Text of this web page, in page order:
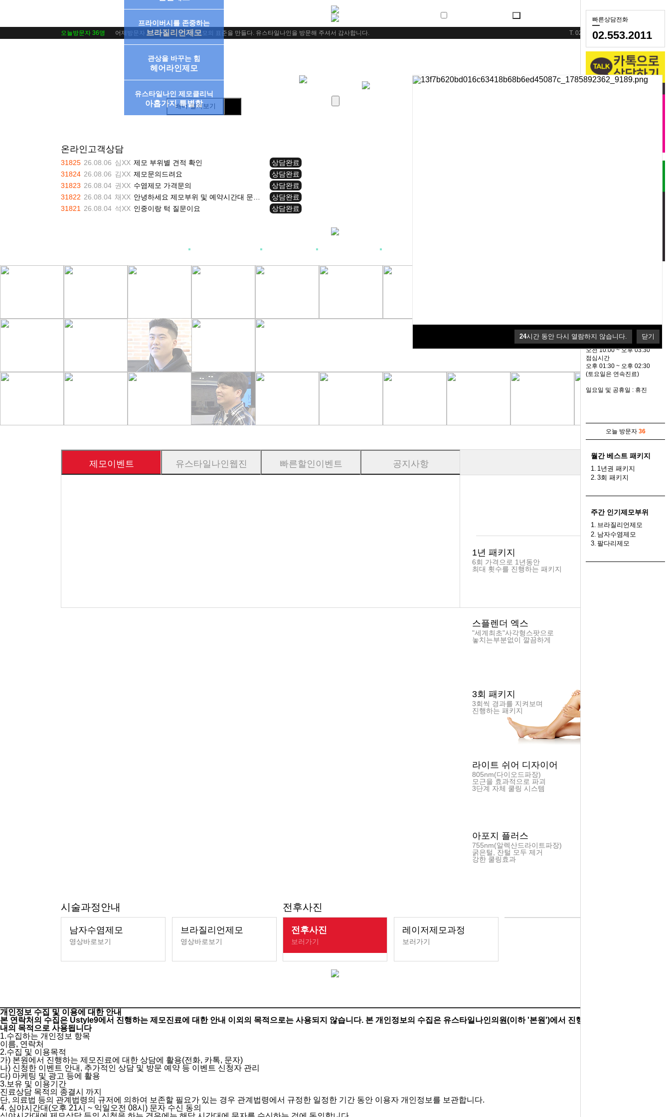
24시간 동안 다시 열람하지 않습니다. 닫기
빠른상담전화
02.553.2011
월.화.수.목.금
오전 10:30 ~ 오후 08:30
토
오전 10:00 ~ 오후 03:30
점심시간
오후 01:30 ~ 오후 02:30
(토요일은 연속진료)
일요일 및 공휴일 : 휴진
오늘 방문자 36
월간 베스트 패키지
1.
1년권 패키지
2. 3회 패키지
주간 인기제모부위
1. 브라질리언제모
2. 남자수염제모
3. 팔다리제모
오늘방문자 36명 어제방문자 3,555명 레이저제모의 표준을 만들다. 유스타일나인을 방문해 주셔서 감사합니다. T. 02.553.2011
프라이버시를 존중하는
브라질리언제모
관상을 바꾸는 힘
헤어라인제모
유스타일나인 제모클리닉
아홉가지 특별함
배너 펼쳐보기
온라인고객상담
31825 26.08.06 심XX 제모 부위별 견적 확인
상담완료
31824 26.08.06 김XX 제모문의드려요
상담완료
31823 26.08.04 권XX 수염제모 가격문의
상담완료
31822 26.08.04 채XX 안녕하세요 제모부위 및 예약시간대 문…
상담완료
31821 26.08.04 석XX 인중이랑 턱 질문이요 상담완료
제모이벤트 유스타일나인웹진 빠른할인이벤트 공지사항
1년 패키지
6회 가격으로 1년동안
최대 횟수를 진행하는 패키지
스플렌더 엑스
"세계최초"사각형스팟으로
놓치는부분없이 깔끔하게
3회 패키지
3회씩 경과를 지켜보며
진행하는 패키지
라이트 쉬어 디자이어
805nm(다이오드파장)
모근을 효과적으로 파괴
3단계 자체 쿨링 시스템
아포지 플러스
755nm(알렉산드라이트파장)
굵은털, 잔털 모두 제거
강한 쿨링효과
시술과정안내
남자수염제모
영상바로보기
브라질리언제모
영상바로보기
전후사진
전후사진
보러가기
레이저제모과정
보러가기
개인정보 수집 및 이용에 대한 안내
본 연락처의 수집은 Ustyle9에서 진행하는 제모진료에 대한 안내 이외의 목적으로는 사용되지 않습니다. 본 개인정보의 수집은 유스타일나인의원(이하 '본원')에서 진행하는 제모진료에 대한 안
내의 목적으로 사용됩니다
1.수집하는 개인정보 항목
이름, 연락처
2.수집 및 이용목적
가) 본원에서 진행하는 제모진료에 대한 상담에 활용(전화, 카톡, 문자)
나) 신청한 이벤트 안내, 추가적인 상담 및 방문 예약 등 이벤트 신청자 관리
다) 마케팅 및 광고 등에 활용
3.보유 및 이용기간
진료상담 목적의 종결시 까지
단, 의료법 등의 관계법령의 규저에 의하여 보존할 필요가 있는 경우 관계법령에서 규정한 일정한 기간 동안 이용자 개인정보를 보관합니다.
4. 심야시간대(오후 21시 ~ 익일오전 08시) 문자 수신 동의